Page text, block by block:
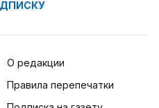
О редакции
Правила перепечатки